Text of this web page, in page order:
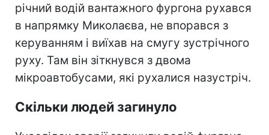
річний водій вантажного фургона рухався
в напрямку Миколаєва, не впорався з
керуванням і виїхав на смугу зустрічного
руху. Там він зіткнувся з двома
мікроавтобусами, які рухалися назустріч.
Скільки людей загинуло